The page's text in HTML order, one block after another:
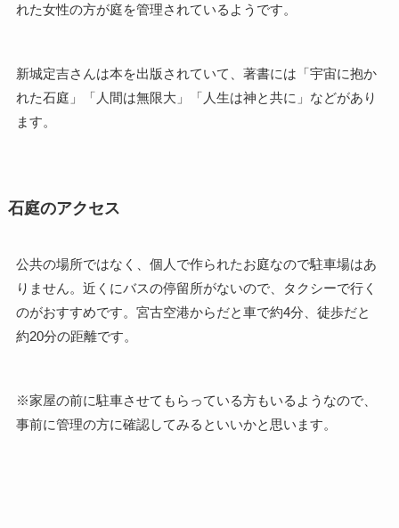
れた女性の方が庭を管理されているようです。
新城定吉さんは本を出版されていて、著書には「宇宙に抱か
れた石庭」「人間は無限大」「人生は神と共に」などがあり
ます。
石庭のアクセス
公共の場所ではなく、個人で作られたお庭なので駐車場はあ
りません。近くにバスの停留所がないので、タクシーで行く
のがおすすめです。宮古空港からだと車で約4分、徒歩だと
約20分の距離です。
※家屋の前に駐車させてもらっている方もいるようなので、
事前に管理の方に確認してみるといいかと思います。